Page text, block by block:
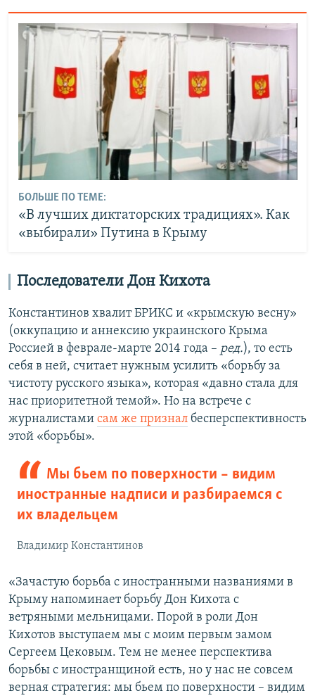
БОЛЬШЕ ПО ТЕМЕ:
«В лучших диктаторских традициях». Как
«выбирали» Путина в Крыму
Последователи Дон Кихота
Константинов хвалит БРИКС и «крымскую весну»
(оккупацию и аннексию украинского Крыма
Россией в феврале-марте 2014 года – ред.), то есть
себя в ней, считает нужным усилить «борьбу за
чистоту русского языка», которая «давно стала для
нас приоритетной темой». Но на встрече с
журналистами сам же признал бесперспективность
этой «борьбы».
Мы бьем по поверхности – видим
иностранные надписи и разбираемся с
их владельцем
Владимир Константинов
«Зачастую борьба с иностранными названиями в
Крыму напоминает борьбу Дон Кихота с
ветряными мельницами. Порой в роли Дон
Кихотов выступаем мы с моим первым замом
Сергеем Цековым. Тем не менее перспектива
борьбы с иностранщиной есть, но у нас не совсем
верная стратегия: мы бьем по поверхности – видим